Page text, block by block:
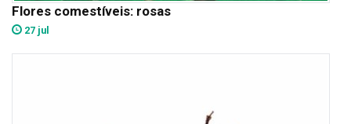
Flores comestíveis: rosas
27 jul